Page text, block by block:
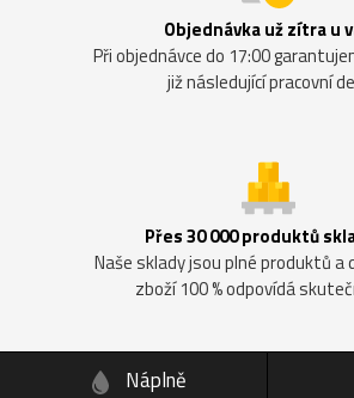
Objednávka už zítra u
Při objednávce do 17:00
již následující pracovní
Přes 30 000 produktů
Naše sklady jsou plné produktů
zboží 100 % odpovídá
Náplně